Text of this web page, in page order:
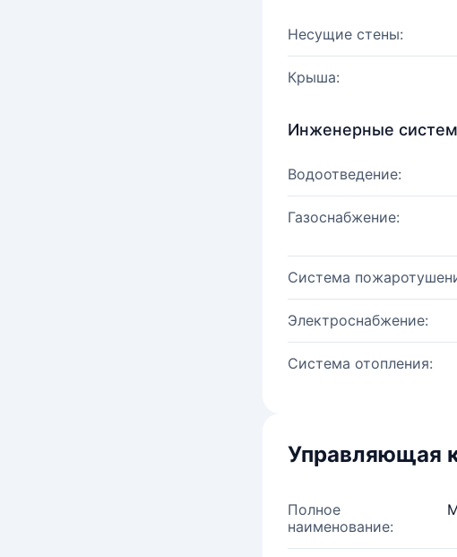
Несущие стены:
Крыша:
Инженерные
Водоотведение:
Газоснабжение:
Система
Электроснабжение:
Система отопления:
Управляющая
Полное
наименование: